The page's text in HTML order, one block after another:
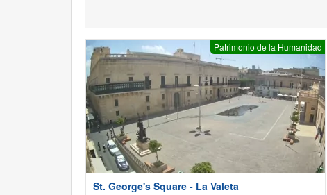
Patrimonio de la Humanidad
St. George's Square - La Valeta